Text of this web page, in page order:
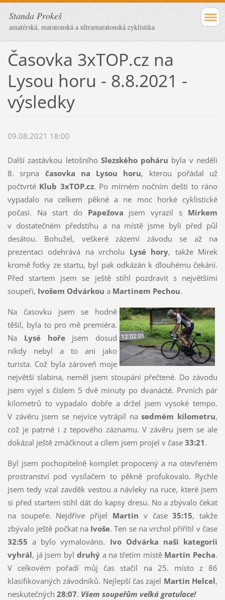
Standa Prokeš
amatérská, maratonská a ultramaratonská cyklistika
Časovka 3xTOP.cz na
Lysou horu - 8.8.2021 -
výsledky
09.08.2021 18:00
Další zastávkou letošního Slezského poháru byla v neděli
8. srpna časovka na Lysou horu, kterou pořádal už
počtvrté Klub 3xTOP.cz. Po mírném nočním dešti to ráno
vypadalo na celkem pěkné a ne moc horké cyklistické
počasí. Na start do Papežova jsem vyrazil s Mirkem
v dostatečném předstihu a na místě jsme byli před půl
desátou. Bohužel, veškeré zázemí závodu se až na
prezentaci odehrává na vrcholu Lysé hory, takže Mirek
kromě fotky ze startu, byl pak odkázán k dlouhému čekání.
Před startem jsem se ještě stihl pozdravit s největšími
soupeři, Ivošem Odvárkou a Martinem Pechou.
Na časovku jsem se hodně
těšil, byla to pro mě premiéra.
Na Lysé hořejsem dosud
nikdy nebyl a to ani jako
turista. Což byla zároveň moje
největší slabina, neměl jsem stoupání přečtené. Do závodu
jsem vyjel s číslem 5 dvě minuty po dvanácté. Prvních pár
kilometrů to vypadalo dobře a držel jsem vysoké tempo.
V závěru jsem se nejvíce vytrápil nasedmém kilometru,
což je patrné i z tepového záznamu. V závěru jsem se ale
dokázal ještě zmáčknout a cílem jsem projel v čase 33:21.
Byl jsem pochopitelně komplet propocený a na otevřeném
prostranství pod vysílačem to pěkně profukovalo. Rychle
jsem tedy vzal zavděk vestou a návleky na ruce, které jsem
si před startem stihl dát do kapsy dresu. No a zbývalo čekat
na soupeře. Nejdříve přijel Martin v čase35:15, takže
zbývalo ještě počkat na Ivoše. Ten se na vrchol přiřítil v čase
32:55 a bylo vymalováno. Ivo Odvárka naši kategorii
vyhrál, já jsem byl druhýa na třetím místě Martin Pecha.
V celkovém pořadí můj čas stačil na 25. místo z 86
klasifikovaných závodníků. Nejlepší čas zajel Martin Helcel,
neskutečných 28:07. Všem soupeřům velká gratulace!